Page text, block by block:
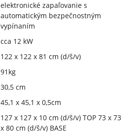
elektronické zapaľovanie s
automatickým bezpečnostným
vypínaním
cca 12 kW
122 x 122 x 81 cm (d/š/v)
91kg
30,5 cm
45,1 x 45,1 x 0,5cm
127 x 127 x 10 cm (d/š/v) TOP 73 x 73
x 80 cm (d/š/v) BASE